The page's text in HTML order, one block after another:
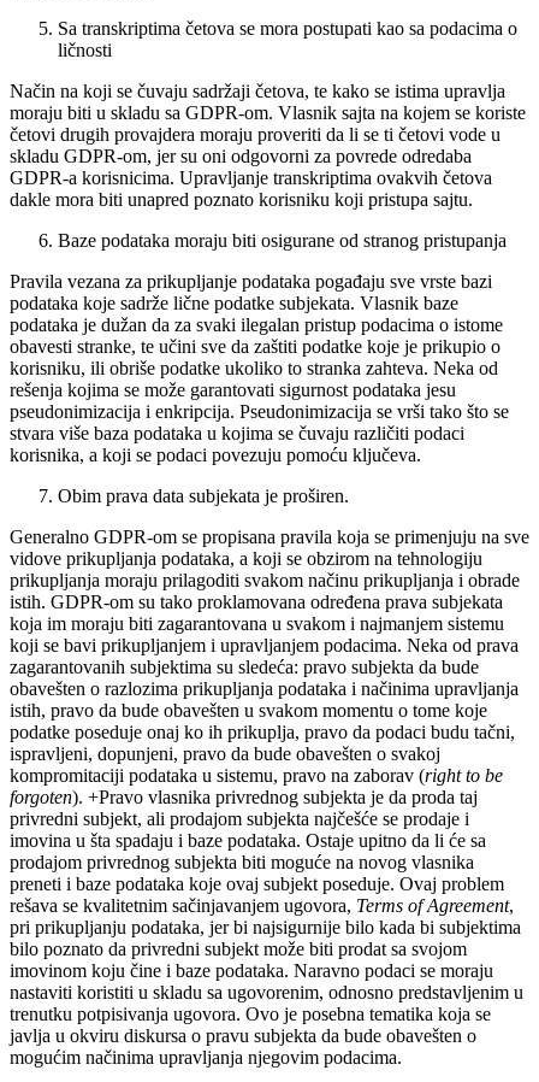
Sa transkriptima četova se mora postupati kao sa podacima o
ličnosti
Način na koji se čuvaju sadržaji četova, te kako se istima upravlja
moraju biti u skladu sa GDPR-om. Vlasnik sajta na kojem se koriste
četovi drugih provajdera moraju proveriti da li se ti četovi vode u
skladu GDPR-om, jer su oni odgovorni za povrede odredaba
GDPR-a korisnicima. Upravljanje transkriptima ovakvih četova
dakle mora biti unapred poznato korisniku koji pristupa sajtu.
Baze podataka moraju biti osigurane od stranog pristupanja
Pravila vezana za prikupljanje podataka pogađaju sve vrste bazi
podataka koje sadrže lične podatke subjekata. Vlasnik baze
podataka je dužan da za svaki ilegalan pristup podacima o istome
obavesti stranke, te učini sve da zaštiti podatke koje je prikupio o
korisniku, ili obriše podatke ukoliko to stranka zahteva. Neka od
rešenja kojima se može garantovati sigurnost podataka jesu
pseudonimizacija i enkripcija. Pseudonimizacija se vrši tako što se
stvara više baza podataka u kojima se čuvaju različiti podaci
korisnika, a koji se podaci povezuju pomoću ključeva.
Obim prava data subjekata je proširen.
Generalno GDPR-om se propisana pravila koja se primenjuju na sve
vidove prikupljanja podataka, a koji se obzirom na tehnologiju
prikupljanja moraju prilagoditi svakom načinu prikupljanja i obrade
istih. GDPR-om su tako proklamovana određena prava subjekata
koja im moraju biti zagarantovana u svakom i najmanjem sistemu
koji se bavi prikupljanjem i upravljanjem podacima. Neka od prava
zagarantovanih subjektima su sledeća: pravo subjekta da bude
obavešten o razlozima prikupljanja podataka i načinima upravljanja
istih, pravo da bude obavešten u svakom momentu o tome koje
podatke poseduje onaj ko ih prikuplja, pravo da podaci budu tačni,
ispravljeni, dopunjeni, pravo da bude obavešten o svakoj
kompromitaciji podataka u sistemu, pravo na zaborav (right to be
forgoten). +Pravo vlasnika privrednog subjekta je da proda taj
privredni subjekt, ali prodajom subjekta najčešće se prodaje i
imovina u šta spadaju i baze podataka. Ostaje upitno da li će sa
prodajom privrednog subjekta biti moguće na novog vlasnika
preneti i baze podataka koje ovaj subjekt poseduje. Ovaj problem
rešava se kvalitetnim sačinjavanjem ugovora, Terms of Agreement,
pri prikupljanju podataka, jer bi najsigurnije bilo kada bi subjektima
bilo poznato da privredni subjekt može biti prodat sa svojom
imovinom koju čine i baze podataka. Naravno podaci se moraju
nastaviti koristiti u skladu sa ugovorenim, odnosno predstavljenim u
trenutku potpisivanja ugovora. Ovo je posebna tematika koja se
javlja u okviru diskursa o pravu subjekta da bude obavešten o
mogućim načinima upravljanja njegovim podacima.